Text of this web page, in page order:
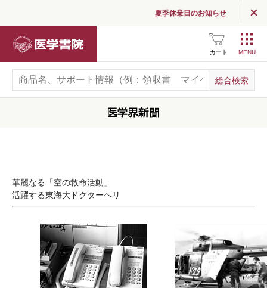
夏季休業日のお知らせ
カート
華麗なる「空の救命活動」
活躍する東海大ドクターヘリ